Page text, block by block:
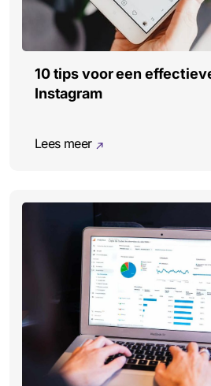
10 tips voor een
Instagram
Lees meer